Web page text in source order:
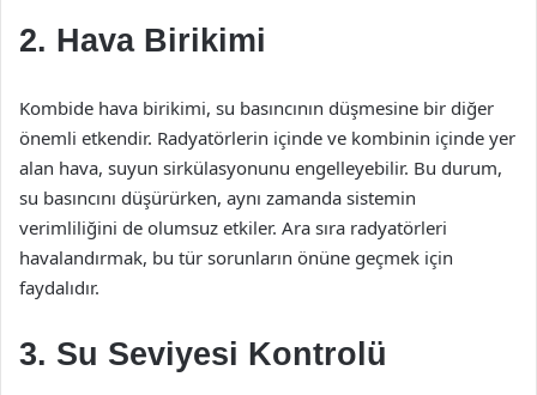
2. Hava Birikimi
Kombide hava birikimi, su basıncının düşmesine bir diğer
önemli etkendir. Radyatörlerin içinde ve kombinin içinde yer
alan hava, suyun sirkülasyonunu engelleyebilir. Bu durum,
su basıncını düşürürken, aynı zamanda sistemin
verimliliğini de olumsuz etkiler. Ara sıra radyatörleri
havalandırmak, bu tür sorunların önüne geçmek için
faydalıdır.
3. Su Seviyesi Kontrolü